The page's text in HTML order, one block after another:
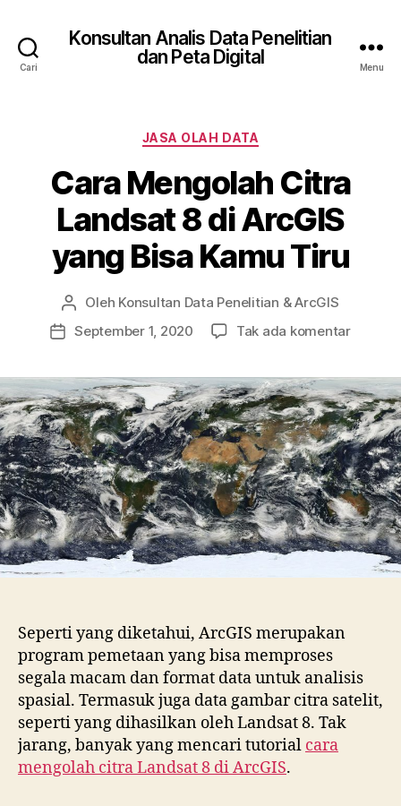
Cari
Konsultan Analis Data Penelitian
dan Peta Digital
Menu
Kategori
JASA OLAH DATA
Cara Mengolah Citra
Landsat 8 di ArcGIS
yang Bisa Kamu Tiru
Penulis
artikel
Oleh Konsultan Data Penelitian & ArcGIS
Tanggal
September 1, 2020 Tak ada komentarpada
Citra
Landsat
8
di
ArcGIS
yang
Bisa
Kamu
Tiru
Seperti yang diketahui, ArcGIS merupakan
program pemetaan yang bisa memproses
segala macam dan format data untuk analisis
spasial. Termasuk juga data gambar citra satelit,
seperti yang dihasilkan oleh Landsat 8. Tak
jarang, banyak yang mencari tutorial cara
mengolah citra Landsat 8 di ArcGIS.